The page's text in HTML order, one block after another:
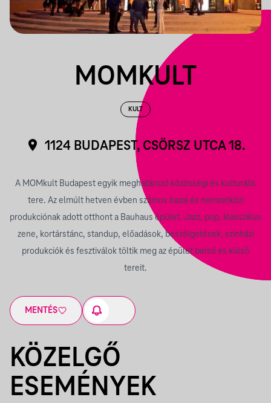
MOMKULT
KULT
1124 BUDAPEST, CSÖRSZ UTCA 18.
A MOMkult Budapest egyik meghatározó közösségi és kulturális
tere. Az elmúlt hetven évben számos hazai és nemzetközi
produkciónak adott otthont a Bauhaus épület. Jazz, pop, klasszikus
zene, kortárstánc, standup, előadások, beszélgetések, színházi
produkciók és fesztiválok töltik meg az épület belső és külső
tereit.
MENTÉS
KÖZELGŐ
ESEMÉNYEK